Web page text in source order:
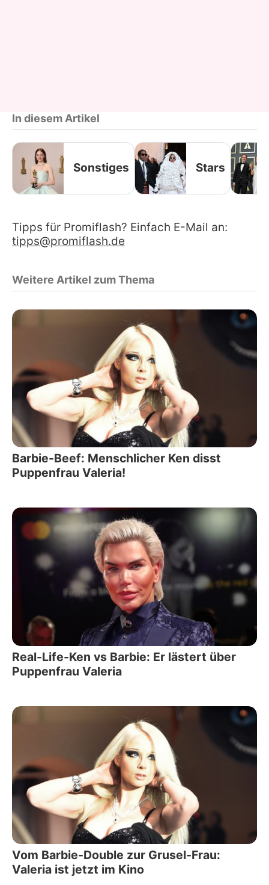
In diesem Artikel
Sonstiges Stars
Tipps für Promiflash? Einfach E-Mail an:
tipps@promiflash.de
Weitere Artikel zum Thema
Barbie-Beef: Menschlicher Ken disst
Puppenfrau Valeria!
Real-Life-Ken vs Barbie: Er lästert über
Puppenfrau Valeria
Vom Barbie-Double zur Grusel-Frau:
Valeria ist jetzt im Kino